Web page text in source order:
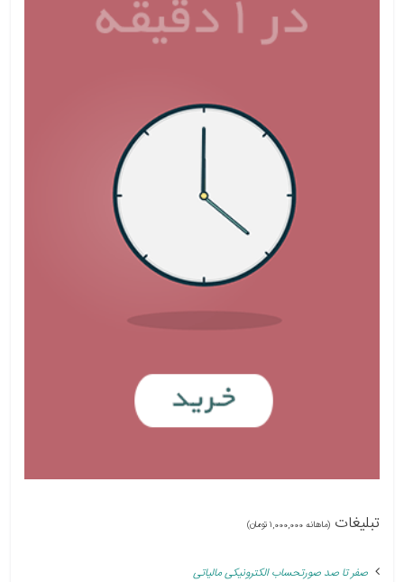
تبلیغات (ماهانه 1,000,000 تومان)
صفر تا صد صورتحساب الکترونیکی مالیاتی